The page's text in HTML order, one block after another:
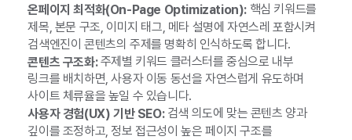
온페이지 최적화(On-Page Optimization):핵심 키워드를
제목, 본문 구조, 이미지 태그, 메타 설명에 자연스레 포함시켜
검색엔진이 콘텐츠의 주제를 명확히 인식하도록 합니다.
콘텐츠 구조화:주제별 키워드 클러스터를 중심으로 내부
링크를 배치하면, 사용자 이동 동선을 자연스럽게 유도하며
사이트 체류율을 높일 수 있습니다.
사용자 경험(UX) 기반 SEO:검색 의도에 맞는 콘텐츠 양과
깊이를 조정하고, 정보 접근성이 높은 페이지 구조를